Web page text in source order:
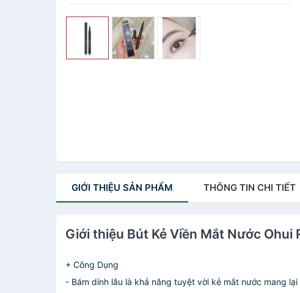
GIỚI THIỆU SẢN PHẨM THÔNG TIN CHI TIẾT
Giới thiệu Bút Kẻ Viền Mắt Nước Ohui
+ Công Dụng
- Bám dính lâu là khả năng tuyệt vời kẻ mắt nước mang